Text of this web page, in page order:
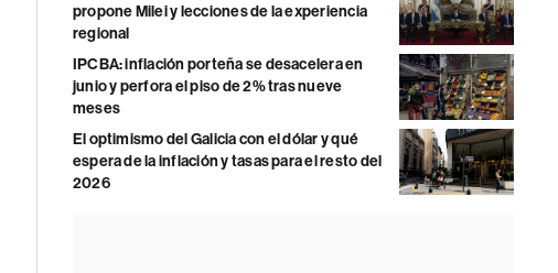
propone Milei y lecciones de la experiencia
regional
IPCBA: inflación porteña se desacelera en
junio y perfora el piso de 2% tras nueve
meses
El optimismo del Galicia con el dólar y qué
espera de la inflación y tasas para el resto del
2026